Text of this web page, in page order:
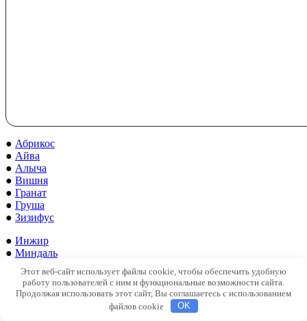
● Абрикос
● Айва
● Алыча
● Вишня
● Гранат
● Груша
● Зизифус
● Инжир
● Миндаль
Персик
Грецкий орех
Слива
Этот веб-сайт использует файлы cookie, чтобы обеспечить удобную
работу пользователей с ним и функциональные возможности сайта.
Продолжая использовать этот сайт, Вы соглашаетесь с использованием
файлов cookie
OK